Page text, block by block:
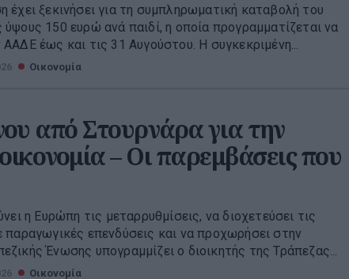
έχει ξεκινήσει για τη συμπληρωματική καταβολή του
150 ευρώ ανά παιδί, η οποία προγραμματίζεται να
έως και τις 31 Αυγούστου. Η συγκεκριμένη...
Οικονομία
από Στουρνάρα για την
– Οι παρεμβάσεις που
η Ευρώπη τις μεταρρυθμίσεις, να διοχετεύσει τις
παραγωγικές επενδύσεις και να προχωρήσει στην
Ένωσης υπογραμμίζει ο διοικητής της Τράπεζας...
Οικονομία